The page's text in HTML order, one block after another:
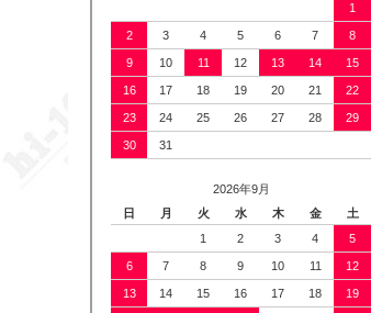
1
2 3 4 5 6 7 8
9 10 11 12 13 14 15
16 17 18 19 20 21 22
23 24 25 26 27 28 29
30 31
2026年9月
日
月 火 水 木 金
土
1
2 3 4 5
6 7 8 9 10 11 12
13 14 15 16 17 18 19